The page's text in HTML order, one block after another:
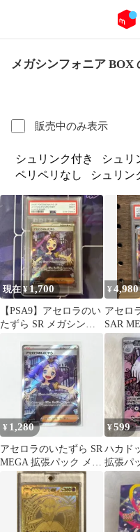
メガシンフォニア BOX
販売中のみ表示
シュリンク付き シュリ
ペリペリなし
シュリン
現在 ¥1,700
【PSA9】アセロラのい
たずら SR メガシンフ
¥4,980
アセロ
SAR
メガシ
¥ 1,280
アセロラのいたずら SR
MEGA 拡張パック メガ
シンフォニア キラ
084…
¥599
ハカド
拡張パ
ォニア